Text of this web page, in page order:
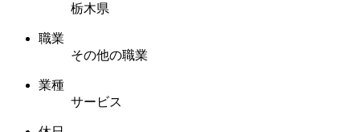
栃木県
職業
その他の職業
業種
サービス